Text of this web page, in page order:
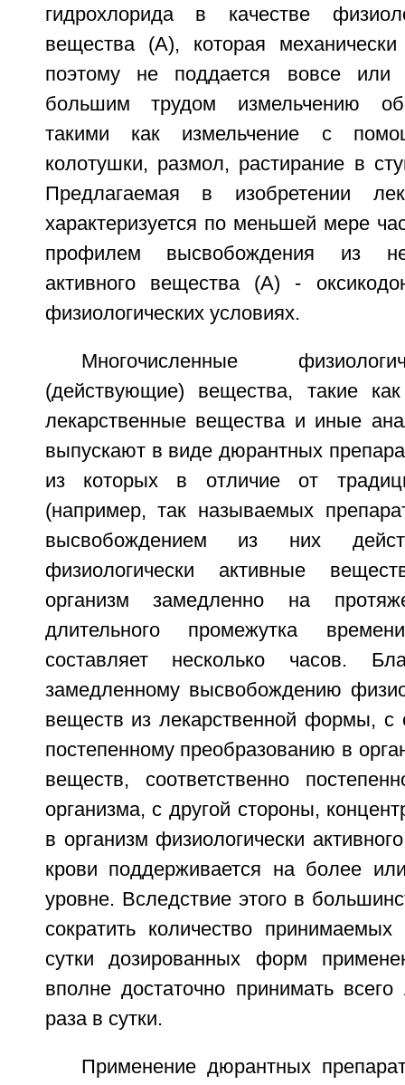
гидрохлорида в качестве
вещества (А), которая
поэтому не поддается вовсе
большим трудом измельчению
такими как измельчение с
колотушки, размол, растирание в
Предлагаемая в изобретении
характеризуется по меньшей мере
профилем высвобождения из
активного вещества (А) -
физиологических условиях.
Многочисленные
(действующие) вещества, такие
лекарственные вещества и иные
выпускают в виде дюрантных
из которых в отличие от
(например, так называемых
высвобождением из них
физиологически активные
организм замедленно на
длительного промежутка
составляет несколько часов.
замедленному высвобождению
веществ из лекарственной формы, с
постепенному преобразованию в
веществ, соответственно
организма, с другой стороны,
в организм физиологически
крови поддерживается на более
уровне. Вследствие этого в
сократить количество
сутки дозированных форм
вполне достаточно принимать
раза в сутки.
Применение дюрантных